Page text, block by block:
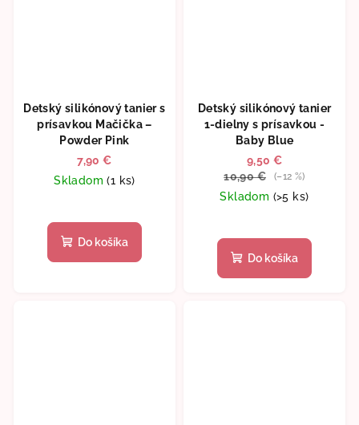
Detský silikónový tanier s
prísavkou Mačička –
Powder Pink
7,90 €
Skladom(1 ks)
Do košíka
Detský silikónový tanier
1-dielny s prísavkou -
Baby Blue
9,50 €
10,90 €
(–12 %)
Skladom (>5 ks)
Do košíka